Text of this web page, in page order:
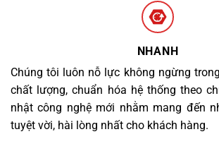
NHANH
Chúng tôi luôn nỗ lực không ngừng
chất lượng, chuẩn hóa hệ thống theo
nhật công nghệ mới nhằm mang đến
tuyệt vời, hài lòng nhất cho khách hàng.